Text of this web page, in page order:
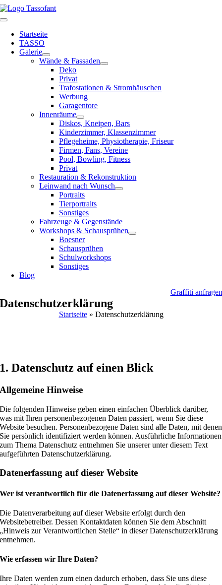
Zum
Inhalt
Toggle
NavigationStartseite
TASSO
Galerie
Wände & Fassaden
Deko
Privat
Trafostationen & Stromhäuschen
Werbung
Garagentore
Innenräume
Diskos, Kneipen, Bars
Kinderzimmer, Klassenzimmer
Pflegeheime, Physiotherapie, Friseur
Firmen, Fans, Vereine
Pool, Bowling, Fitness
Privat
Restauration & Rekonstruktion
Leinwand nach Wunsch
Portraits
Tierportraits
Sonstiges
Fahrzeuge & Gegenstände
Workshops & Schausprühen
Boesner
Schausprühen
Schulworkshops
Sonstiges
Blog
Graffiti anfragen
Datenschutzerklärung
Startseite» Datenschutzerklärung
1. Datenschutz auf einen Blick
Allgemeine Hinweise
Die folgenden Hinweise geben einen einfachen Überblick darüber,
was mit Ihren personenbezogenen Daten passiert, wenn Sie diese
Website besuchen. Personenbezogene Daten sind alle Daten, mit denen
Sie persönlich identifiziert werden können. Ausführliche Informationen
zum Thema Datenschutz entnehmen Sie unserer unter diesem Text
aufgeführten Datenschutzerklärung.
Datenerfassung auf dieser Website
Wer ist verantwortlich für die Datenerfassung auf dieser Website?
Die Datenverarbeitung auf dieser Website erfolgt durch den
Websitebetreiber. Dessen Kontaktdaten können Sie dem Abschnitt
„Hinweis zur Verantwortlichen Stelle“ in dieser Datenschutzerklärung
entnehmen.
Wie erfassen wir Ihre Daten?
Ihre Daten werden zum einen dadurch erhoben, dass Sie uns diese